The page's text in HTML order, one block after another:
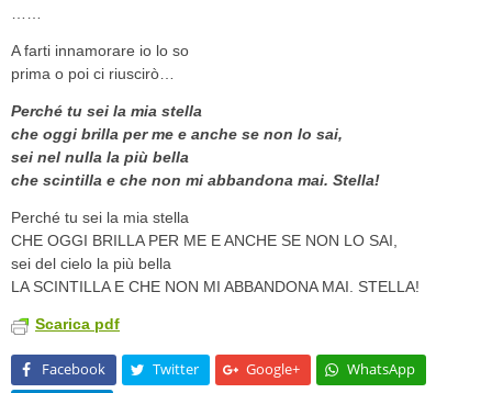
……
A farti innamorare io lo so
prima o poi ci riuscirò…
Perché tu sei la mia stella
che oggi brilla per me e anche se non lo sai,
sei nel nulla la più bella
che scintilla e che non mi abbandona mai. Stella!
Perché tu sei la mia stella
CHE OGGI BRILLA PER ME E ANCHE SE NON LO SAI,
sei del cielo la più bella
LA SCINTILLA E CHE NON MI ABBANDONA MAI. STELLA!
Scarica pdf
Facebook Twitter Google+
WhatsApp